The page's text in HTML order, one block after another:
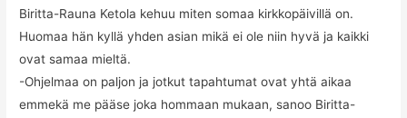
Biritta-Rauna Ketola kehuu miten somaa kirkkopäivillä on.
Huomaa hän kyllä yhden asian mikä ei ole niin hyvä ja kaikki
ovat samaa mieltä.
-Ohjelmaa on paljon ja jotkut tapahtumat ovat yhtä aikaa
emmekä me pääse joka hommaan mukaan, sanoo Biritta-